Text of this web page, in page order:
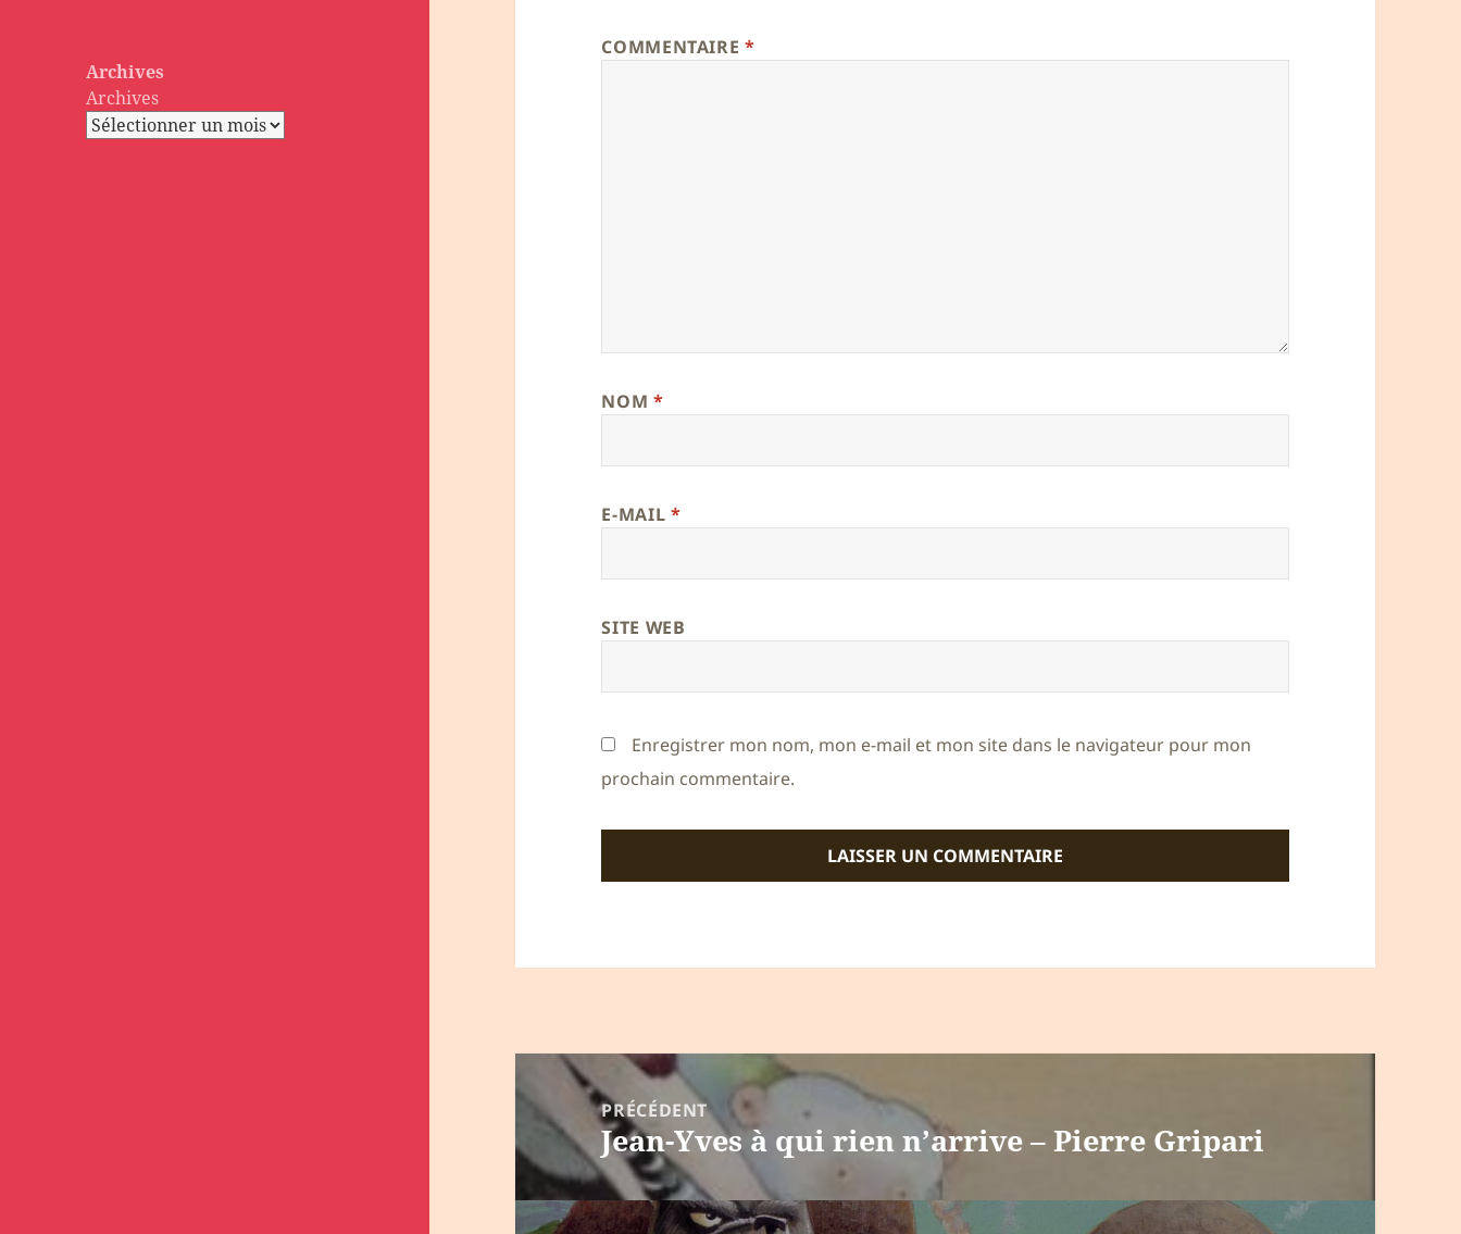
Archives
Archives
COMMENTAIRE*
NOM *
E-MAIL *
SITE WEB
Enregistrer mon nom, mon e-mail et mon site dans le navigateur pour mon
prochain commentaire.
Navigation
de
l’article
PRÉCÉDENT
Article
précédent :
Jean-Yves à qui rien n’arrive – Pierre Gripari